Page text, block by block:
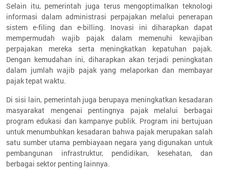
Selain itu, pemerintah juga terus mengoptimalkan teknologi
informasi dalam administrasi perpajakan melalui penerapan
sistem e-filing dan e-billing. Inovasi ini diharapkan dapat
mempermudah wajib pajak dalam memenuhi kewajiban
perpajakan mereka serta meningkatkan kepatuhan pajak.
Dengan kemudahan ini, diharapkan akan terjadi peningkatan
dalam jumlah wajib pajak yang melaporkan dan membayar
pajak tepat waktu.
Di sisi lain, pemerintah juga berupaya meningkatkan kesadaran
masyarakat mengenai pentingnya pajak melalui berbagai
program edukasi dan kampanye publik. Program ini bertujuan
untuk menumbuhkan kesadaran bahwa pajak merupakan salah
satu sumber utama pembiayaan negara yang digunakan untuk
pembangunan infrastruktur, pendidikan, kesehatan, dan
berbagai sektor penting lainnya.